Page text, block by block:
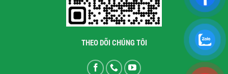
THEO DÕI CHÚNG TÔI